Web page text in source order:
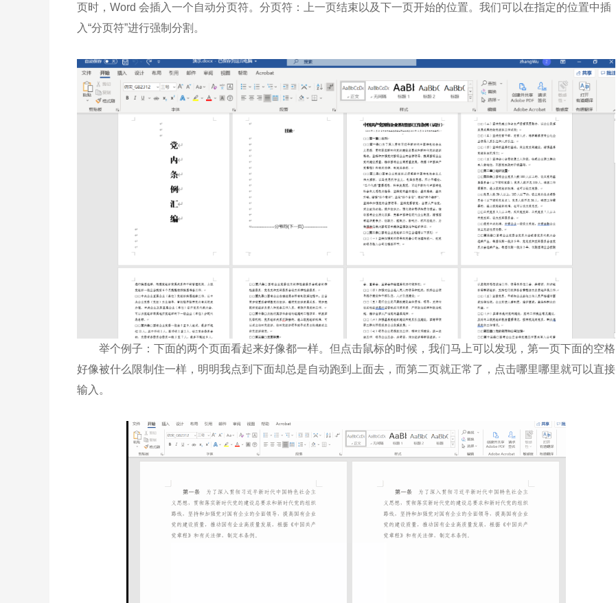
页时，Word 会插入一个自动分页符。分页符：上一页结束以及下一页开始的位置。我们可以在指定的位置中插
入“分页符”进行强制分割。
举个例子：下面的两个页面看起来好像都一样。但点击鼠标的时候，我们马上可以发现，第一页下面的空格
好像被什么限制住一样，明明我点到下面却总是自动跑到上面去，而第二页就正常了，点击哪里哪里就可以直接
输入。